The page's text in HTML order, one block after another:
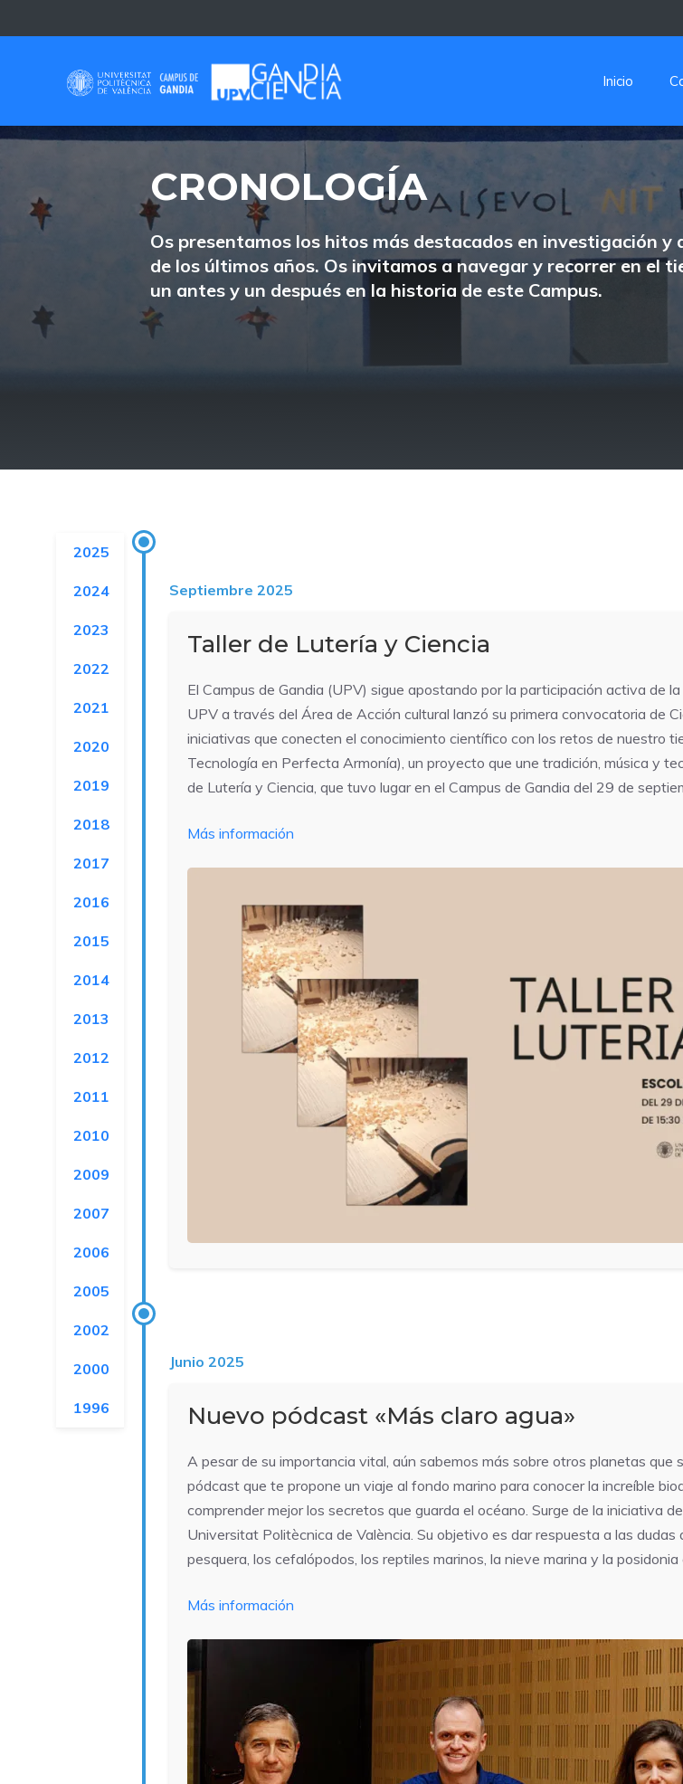
al
Inicio
CRONOLOGÍA
Os presentamos los hitos más destacados en investigación
de los últimos años. Os invitamos a navegar y recorrer en el
un antes y un después en la historia de este Campus.
2025
2024
2023
2022
2021
2020
2019
2018
2017
2016
2015
2014
2013
2012
2011
2010
2009
2007
2006
2005
2002
2000
1996
Septiembre 2025
Taller de Lutería y Ciencia
El Campus de Gandia (UPV) sigue apostando por la participación activa de
UPV a través del Área de Acción cultural lanzó su primera convocatoria de
iniciativas que conecten el conocimiento científico con los retos de nuestro
Tecnología en Perfecta Armonía), un proyecto que une tradición, música y
de Lutería y Ciencia, que tuvo lugar en el Campus de Gandia del 29 de
Más información
Junio 2025
Nuevo pódcast «Más claro agua»
A pesar de su importancia vital, aún sabemos más sobre otros planetas que
pódcast que te propone un viaje al fondo marino para conocer la increíble
comprender mejor los secretos que guarda el océano. Surge de la iniciativa
Universitat Politècnica de València. Su objetivo es dar respuesta a las
pesquera, los cefalópodos, los reptiles marinos, la nieve marina y la
Más información